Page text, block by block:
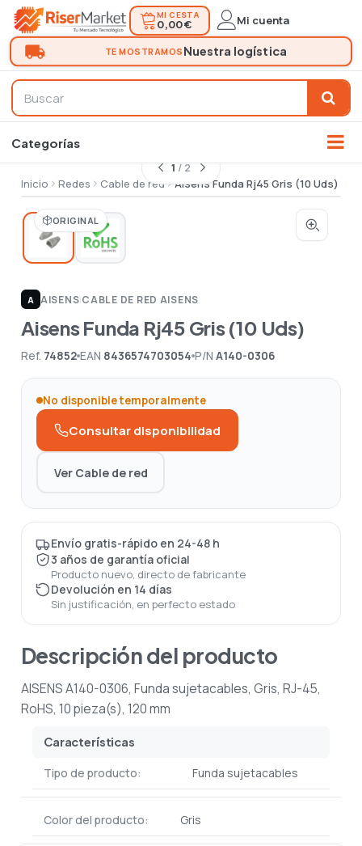
MI CESTA
0,00 € Mi cuenta
Inicio Redes Cable de red Aisens Funda Rj45 Gris (10 Uds)
ORIGINAL
1/ 2
A AISENS|CABLE DE RED AISENS
Aisens Funda Rj45 Gris (10 Uds)
Ref. 74852 EAN 8436574703054 P/N A140-0306
No disponible temporalmente
Consultar disponibilidad
Ver Cable de red
Envío gratis-rápido en 24-48 h
3 años de garantía oficial
Producto nuevo, directo de fabricante
Devolución en 14 días
Sin justificación, en perfecto estado
Descripción del producto
AISENS A140-0306, Funda sujetacables, Gris, RJ-45,
RoHS, 10 pieza(s), 120 mm
Características
Tipo de producto: Funda sujetacables
Color del producto: Gris